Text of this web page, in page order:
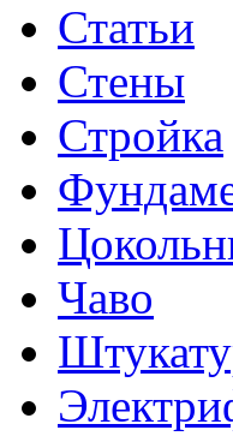
Статьи
Стены
Стройка
Чаво